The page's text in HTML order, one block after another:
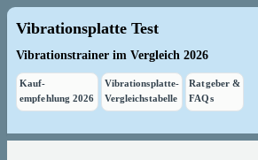
Vibrationsplatte Test
Vibrationstrainer im Vergleich 2026
Kauf-
empfehlung 2026
Vibrationsplatte-
Vergleichstabelle
Ratgeber &
FAQs